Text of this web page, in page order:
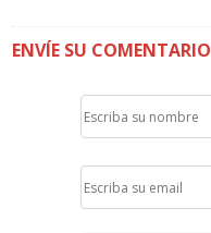
ENVÍE SU COMENTARIO